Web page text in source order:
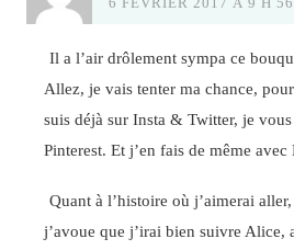
Il a l’air drôlement sympa ce
Allez, je vais tenter ma chance,
suis déjà sur Insta & Twitter, je
Pinterest. Et j’en fais de même
Quant à l’histoire où j’aimerai
j’avoue que j’irai bien suivre Alice,